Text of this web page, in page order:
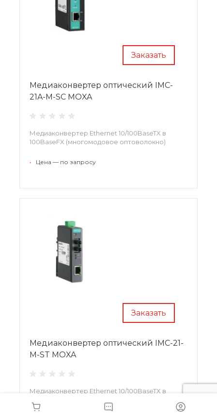
Заказать
Медиаконвертер оптический IMC-
21A-M-SC MOXA
Медиаконвертер Ethernet 10/100BaseTX в
100BaseFX (многомодовое оптоволокно)
• Цена — по запросу
Заказать
Медиаконвертер оптический IMC-21-
M-ST MOXA
Медиаконвертер Ethernet 10/100BaseTX в